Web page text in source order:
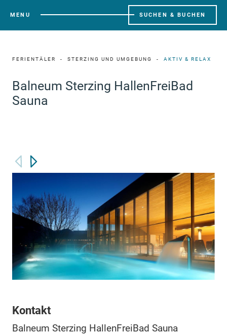
MENU SUCHEN & BUCHEN
FERIENTÄLER STERZING UND UMGEBUNG AKTIV & RELAX
Balneum Sterzing HallenFreiBad
Sauna
Kontakt
Balneum Sterzing HallenFreiBad Sauna